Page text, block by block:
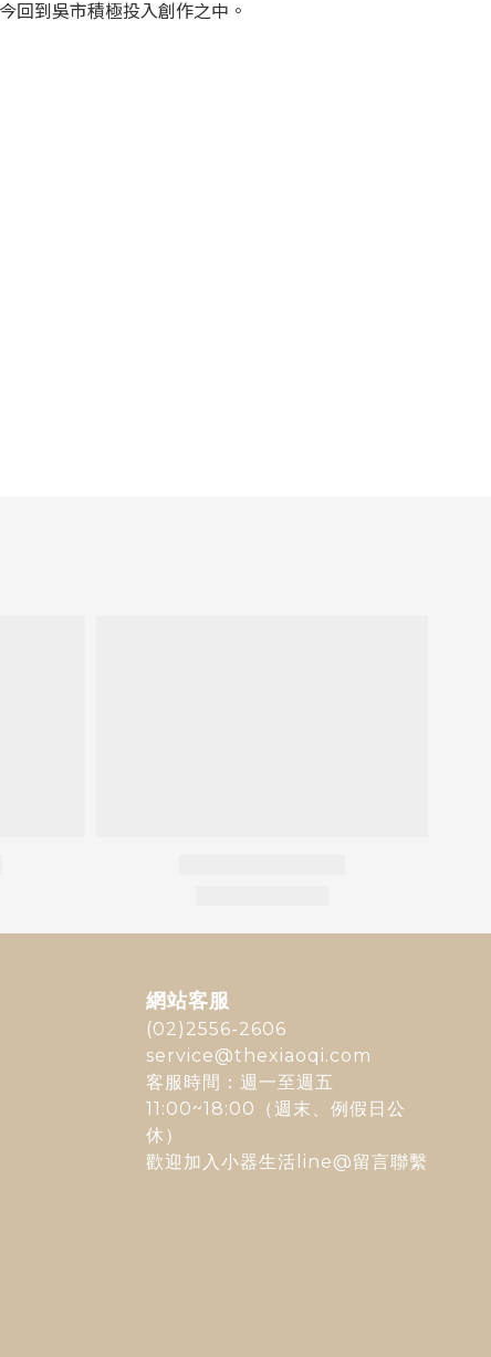
回到吳市積極投入創作之中。
網站客服
(02)2556-2606
service@thexiaoqi.com
客服時間：週一至週五
11:00~18:00（週末、例假日公
休）
歡迎加入 小器生活line@留言聯繫